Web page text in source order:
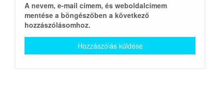
A nevem, e-mail címem, és weboldalcímem
mentése a böngészőben a következő
hozzászólásomhoz.